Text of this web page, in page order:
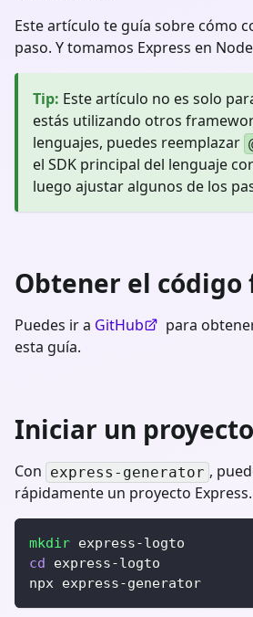
Este artículo te guía sobre cómo
paso. Y tomamos Express en
Tip: Este artículo no es solo
estás utilizando otros
lenguajes, puedes reemplazar
el SDK principal del lenguaje
luego ajustar algunos de los
Obtener el código
Puedes ir a GitHub
para
esta guía.
Iniciar un
Con express-generator ,
rápidamente un proyecto Express.
mkdir express-logto
cd express-logto
npx express-generator